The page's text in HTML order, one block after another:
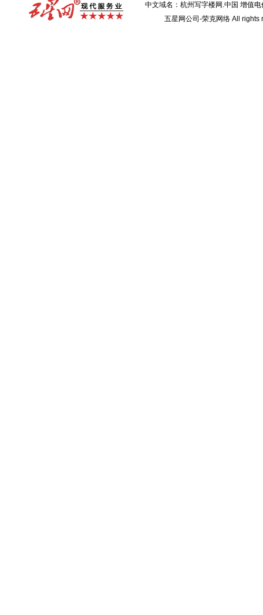
中文域名：杭州写字楼网.中国 增值
五星网公司-荣克网络 All